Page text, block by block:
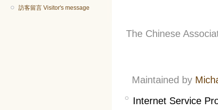
訪客留言 Visitor's message
The Chinese
Maintained by
Internet Service